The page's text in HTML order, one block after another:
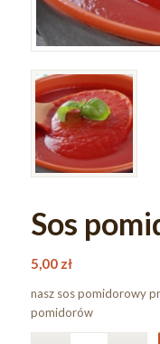
Sos
5,00 zł
nasz sos pomidorowy
pomidorów